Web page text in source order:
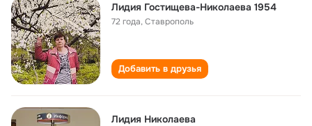
Лидия Гостищева-Николаева 1954
72 года,Ставрополь
Добавить в друзья
Лидия Николаева